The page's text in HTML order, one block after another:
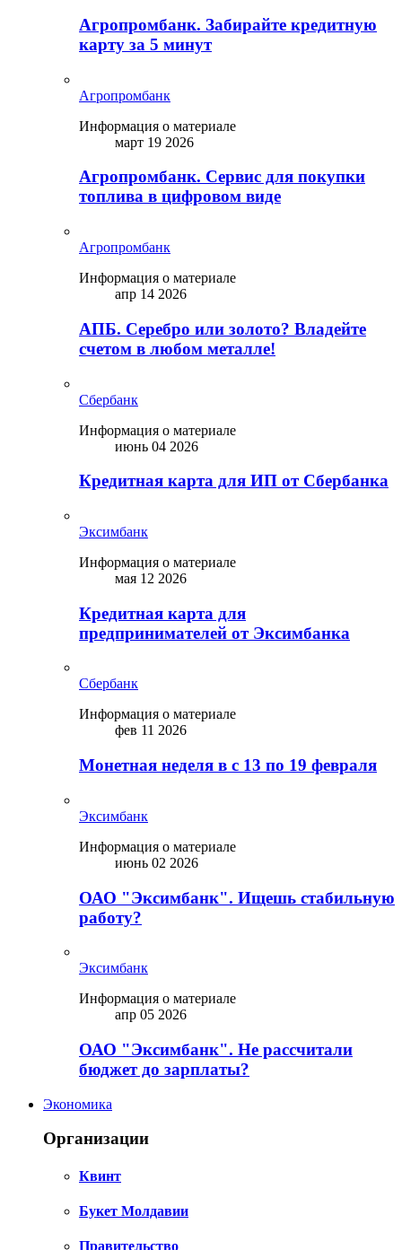
Агропромбанк. Забирайте кредитную
карту за 5 минут
Агропромбанк
Информация о материале
март 19 2026
Агропромбанк. Сервис для покупки
топлива в цифровом виде
Агропромбанк
Информация о материале
апр 14 2026
АПБ. Серебро или золото? Владейте
счетом в любом металле!
Сбербанк
Информация о материале
июнь 04 2026
Кредитная карта для ИП от Сбербанка
Эксимбанк
Информация о материале
мая 12 2026
Кредитная карта для
предпринимателей от Эксимбанка
Сбербанк
Информация о материале
фев 11 2026
Монетная неделя в с 13 по 19 февраля
Эксимбанк
Информация о материале
июнь 02 2026
ОАО "Эксимбанк". Ищешь стабильную
работу?
Эксимбанк
Информация о материале
апр 05 2026
ОАО "Эксимбанк". Не рассчитали
бюджет до зарплаты?
Экономика
Организации
Квинт
Букет Молдавии
Правительство